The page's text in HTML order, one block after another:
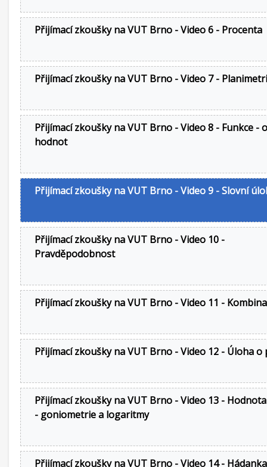
Přijímací zkoušky na VUT Brno - Video 6 - Procenta
Přijímací zkoušky na VUT Brno - Video 7 -
Přijímací zkoušky na VUT Brno - Video 8 - Funkce -
hodnot
Přijímací zkoušky na VUT Brno - Video 9 - Slovní
Přijímací zkoušky na VUT Brno - Video 10 -
Pravděpodobnost
Přijímací zkoušky na VUT Brno - Video 11 -
Přijímací zkoušky na VUT Brno - Video 12 - Úloha o
Přijímací zkoušky na VUT Brno - Video 13 -
- goniometrie a logaritmy
Přijímací zkoušky na VUT Brno - Video 14 -